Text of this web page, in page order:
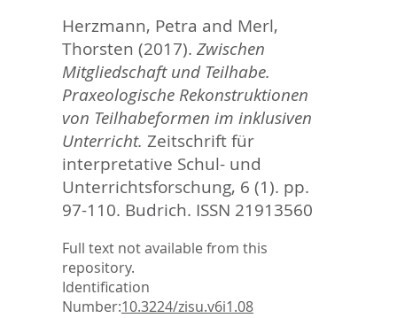
hier:
Herzmann, Petra and Merl,
Thorsten (2017). Zwischen
Mitgliedschaft und Teilhabe.
Praxeologische Rekonstruktionen
von Teilhabeformen im inklusiven
Unterricht. Zeitschrift für
interpretative Schul- und
Unterrichtsforschung, 6 (1). pp.
97-110. Budrich. ISSN 21913560
Full text not available from this
repository.
Identification
Number:10.3224/zisu.v6i1.08